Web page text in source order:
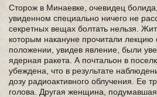
Сторож в Минаевке, очевидец
увиденном специально ничего не
секретных вещах болтать нельзя.
которым накануне прочитали
положении, увидев явление, были
ядерная ракета. А почтальон в
убеждена, что в результате
дозу радиоактивного облучения. Ее
голова. Другая женщина,